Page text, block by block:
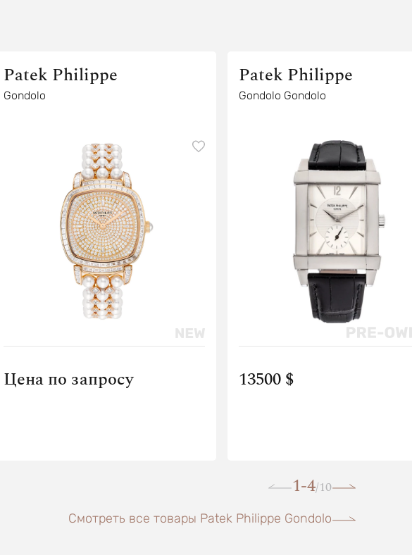
Patek Philippe
Gondolo
Цена по запросу
Patek Philippe
Gondolo Gondolo
13500 $
1-4/10
Смотреть все товары Patek Philippe Gondolo